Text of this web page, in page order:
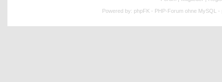
Powered by: phpFK - PHP-Forum ohne MySQL -